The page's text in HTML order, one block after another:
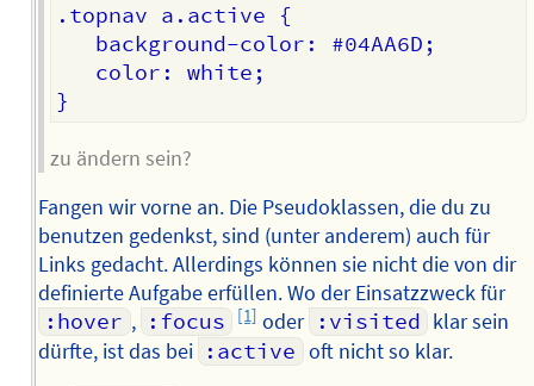
.topnav a.active {
   background-color: #04AA6D;
   color: white;
zu ändern sein?
Fangen wir vorne an. Die Pseudoklassen, die du zu
benutzen gedenkst, sind (unter anderem) auch für
Links gedacht. Allerdings können sie nicht die von dir
definierte Aufgabe erfüllen. Wo der Einsatzzweck für
:hover , :focus [1]oder :visited klar sein
dürfte, ist das bei :active oft nicht so klar.